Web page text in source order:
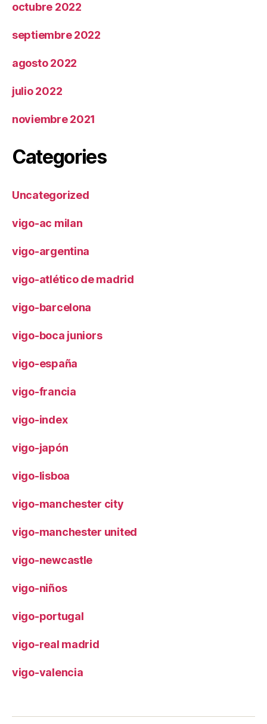
octubre 2022
septiembre 2022
agosto 2022
julio 2022
noviembre 2021
Categories
Uncategorized
vigo-ac milan
vigo-argentina
vigo-atlético de madrid
vigo-barcelona
vigo-boca juniors
vigo-españa
vigo-francia
vigo-index
vigo-japón
vigo-lisboa
vigo-manchester city
vigo-manchester united
vigo-newcastle
vigo-niños
vigo-portugal
vigo-real madrid
vigo-valencia